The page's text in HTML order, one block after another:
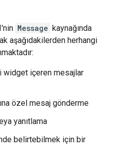
Message kaynağında
aşağıdakilerden herhangi
widget içeren mesajlar
özel mesaj gönderme
yanıtlama
belirtebilmek için bir